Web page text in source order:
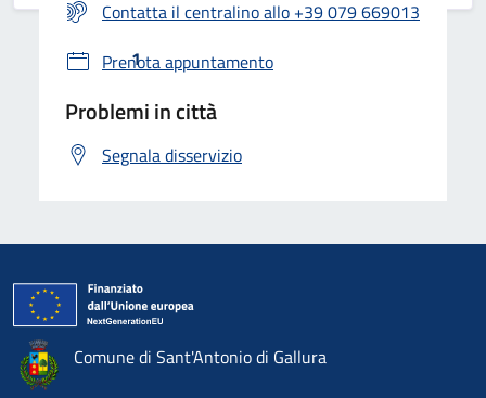
1 2 ...
Contatta il centralino allo +39 079 669013
Prenota appuntamento
Problemi in città
Segnala disservizio
Comune di Sant'Antonio di Gallura